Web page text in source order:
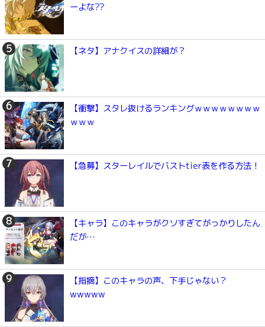
ーよな??
【ネタ】アナクイスの詳細が？
【衝撃】スタレ抜けるランキングｗｗｗｗｗｗｗｗ
ｗｗｗ
【急募】スターレイルでバストtier表を作る方法！
【キャラ】このキャラがクソすぎてがっかりしたん
だが…
【指摘】このキャラの声、下手じゃない？
wwwww